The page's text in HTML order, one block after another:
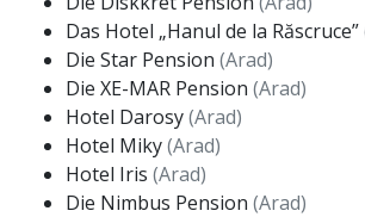
Das Hotel „Hanul de la Răscruce”
Die Star Pension (Arad)
Die XE-MAR Pension (Arad)
Hotel Darosy(Arad)
Hotel Miky(Arad)
Hotel Iris (Arad)
Die Nimbus Pension (Arad)